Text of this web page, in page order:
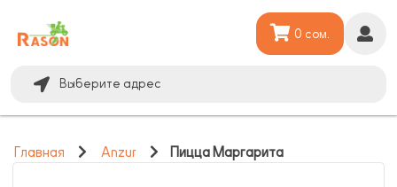
Выберите адрес
0 сом.
Главная Anzur Пицца Маргарита